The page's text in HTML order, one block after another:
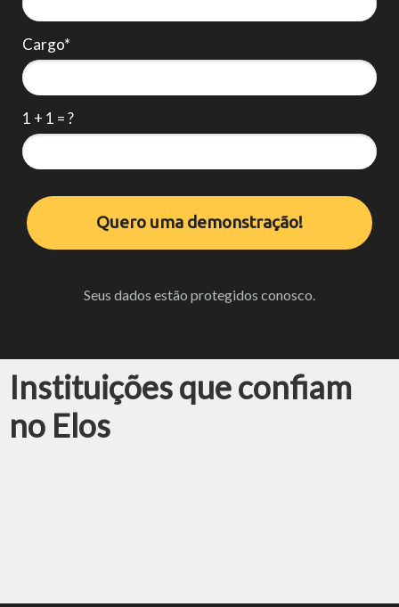
Cargo*
1 + 1 = ?
Quero uma demonstração!
Seus dados estão protegidos conosco.
Instituições que confiam
no Elos